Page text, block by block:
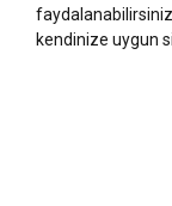
kendinize uygun